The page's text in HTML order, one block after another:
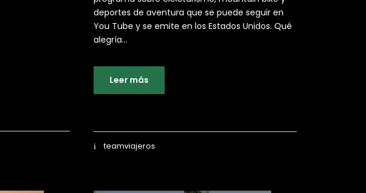
deportes de aventura que se puede seguir en
You Tube y se emite en los Estados Unidos. Qué
alegría...
Leer más
teamviajeros